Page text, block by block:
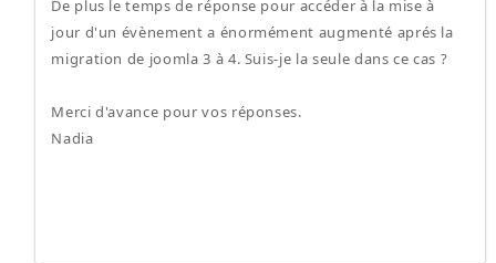
De plus le temps de réponse pour accéder à la mise à
jour d'un évènement a énormément augmenté aprés la
migration de joomla 3 à 4. Suis-je la seule dans ce cas ?
​Merci d'avance pour vos réponses.
Nadia